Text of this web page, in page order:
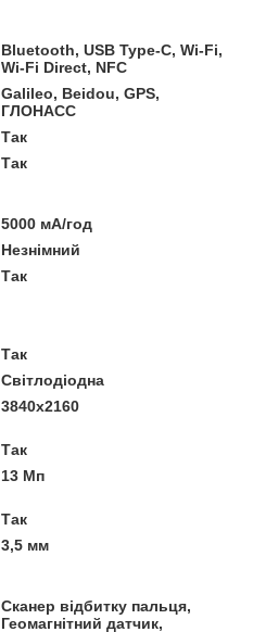
Bluetooth, USB Type-C, Wi-Fi,
Wi-Fi Direct, NFC
Galileo, Beidou, GPS,
ГЛОНАСС
Так
Так
5000 мА/год
Незнімний
Так
Так
Світлодіодна
3840x2160
Так
13 Мп
Так
3,5 мм
Сканер відбитку пальця,
Геомагнітний датчик,